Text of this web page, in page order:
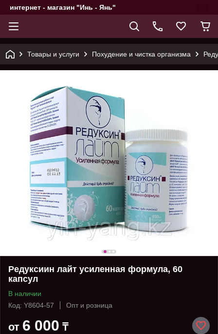
интернет - магазин "Инь - Янь"
Товары и услуги Похудение и чистка организма
Редуксиин лайт усиленная формула, 60
капсул
В наличии
Код: Y8604-57
Опт и розница
от 6 000 ₸